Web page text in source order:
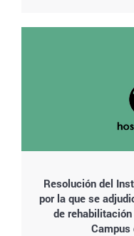
Resolución del
por la que se
de
Campus